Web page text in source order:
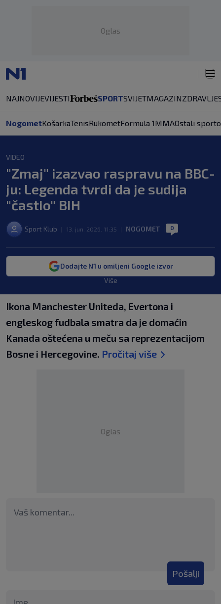
Oglas
NAJNOVIJEVIJESTI SPORTSVIJETMAGAZINZDRAVLJE
NogometKošarkaTenisRukometFormula 1MMAOstali
VIDEO
"Zmaj" izazvao raspravu na BBC-
ju: Legenda tvrdi da je sudija
"častio" BiH
Sport Klub 13. jun. 2026. 11:35 NOGOMET 0
Dodajte N1 u omiljeni Google izvor
Više
Ikona Manchester Uniteda, Evertona i
engleskog fudbala smatra da je domaćin
Kanada oštećena u meču sa reprezentacijom
Bosne i Hercegovine. Pročitaj više
Oglas
Pošalji